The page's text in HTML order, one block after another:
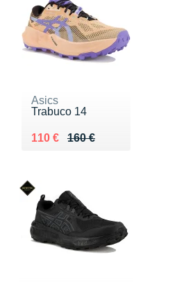
Asics
Trabuco 14
160 €
Au lieu de 160 €
110 €
Vendu 110 €